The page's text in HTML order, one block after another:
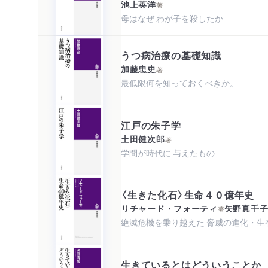
池上英洋著
母はなぜ わが子を殺したか
うつ病治療の基礎知識
加藤忠史著
最低限何を知っておくべきか。
江戸の朱子学
土田健次郎著
学問が時代に 与えたもの
〈生きた化石〉生命４０億年史
リチャード・フォーティ著矢野真千子
絶滅危機を乗り越えた 脅威の進化・生
生きているとはどういうことか